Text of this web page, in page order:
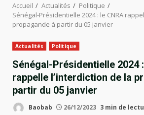
Accueil Actualités
Politique
Sénégal-Présidentielle 2024 : le CNRA
propagande à partir du 05 janvier
Actualités Politique
Sénégal-Présidentielle 2024
rappelle l’interdiction de la
partir du 05 janvier
Baobab 26/12/2023 3 min de